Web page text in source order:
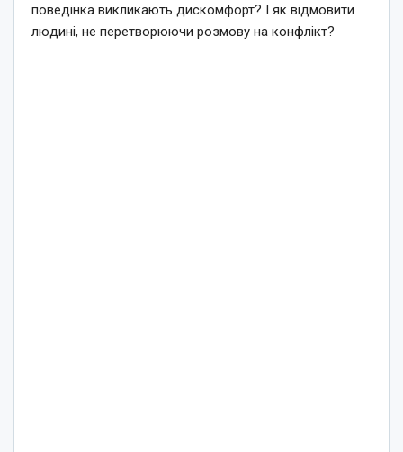
поведінка викликають дискомфорт? І як відмовити
людині, не перетворюючи розмову на конфлікт?